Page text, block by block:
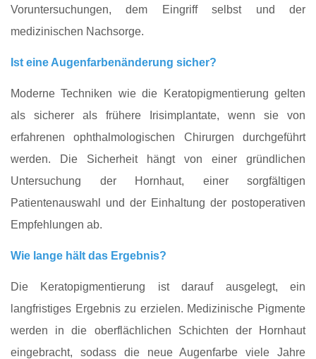
Voruntersuchungen, dem Eingriff selbst und der
medizinischen Nachsorge.
Ist eine Augenfarbenänderung sicher?
Moderne Techniken wie die Keratopigmentierung gelten
als sicherer als frühere Irisimplantate, wenn sie von
erfahrenen ophthalmologischen Chirurgen durchgeführt
werden. Die Sicherheit hängt von einer gründlichen
Untersuchung der Hornhaut, einer sorgfältigen
Patientenauswahl und der Einhaltung der postoperativen
Empfehlungen ab.
Wie lange hält das Ergebnis?
Die Keratopigmentierung ist darauf ausgelegt, ein
langfristiges Ergebnis zu erzielen. Medizinische Pigmente
werden in die oberflächlichen Schichten der Hornhaut
eingebracht, sodass die neue Augenfarbe viele Jahre